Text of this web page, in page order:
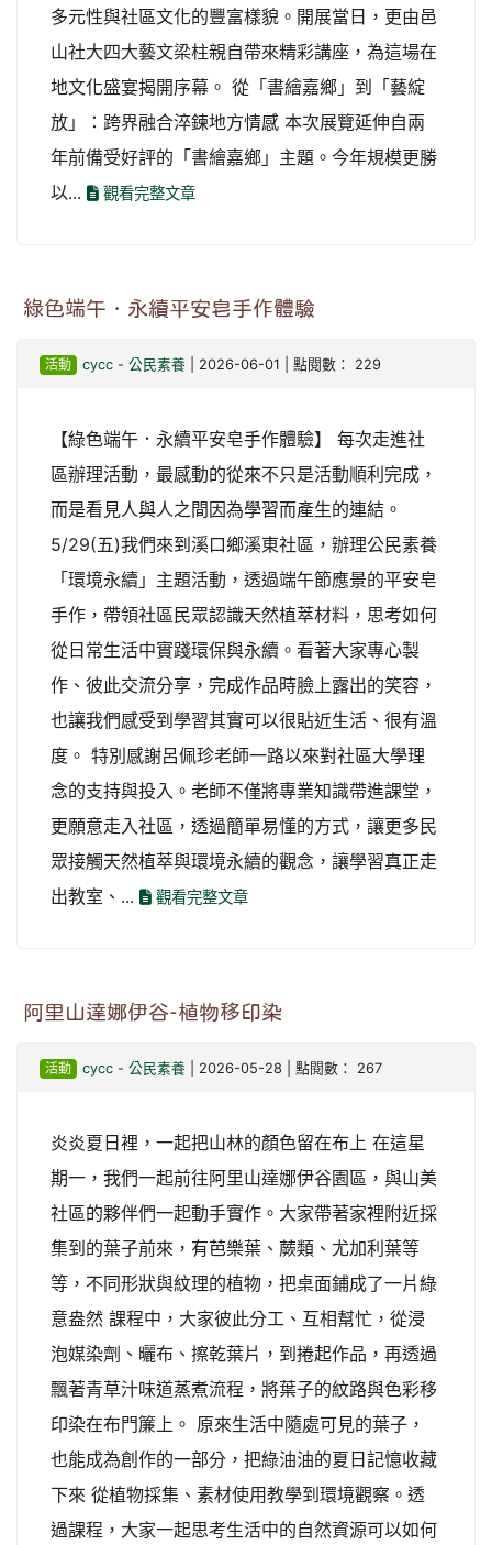
多元性與社區文化的豐富樣貌。開展當日，更由邑
山社大四大藝文梁柱親自帶來精彩講座，為這場在
地文化盛宴揭開序幕。 從「書繪嘉鄉」到「藝綻
放」：跨界融合淬鍊地方情感 本次展覽延伸自兩
年前備受好評的「書繪嘉鄉」主題。今年規模更勝
以...
觀看完整文章
綠色端午．永續平安皂手作體驗
活動 cycc- 公民素養| 2026-06-01 | 點閱數： 229
【綠色端午．永續平安皂手作體驗】 每次走進社
區辦理活動，最感動的從來不只是活動順利完成，
而是看見人與人之間因為學習而產生的連結。
5/29(五)我們來到溪口鄉溪東社區，辦理公民素養
「環境永續」主題活動，透過端午節應景的平安皂
手作，帶領社區民眾認識天然植萃材料，思考如何
從日常生活中實踐環保與永續。看著大家專心製
作、彼此交流分享，完成作品時臉上露出的笑容，
也讓我們感受到學習其實可以很貼近生活、很有溫
度。 特別感謝呂佩珍老師一路以來對社區大學理
念的支持與投入。老師不僅將專業知識帶進課堂，
更願意走入社區，透過簡單易懂的方式，讓更多民
眾接觸天然植萃與環境永續的觀念，讓學習真正走
出教室、...
觀看完整文章
阿里山達娜伊谷-植物移印染
活動 cycc- 公民素養| 2026-05-28 | 點閱數： 267
炎炎夏日裡，一起把山林的顏色留在布上 在這星
期一，我們一起前往阿里山達娜伊谷園區，與山美
社區的夥伴們一起動手實作。大家帶著家裡附近採
集到的葉子前來，有芭樂葉、蕨類、尤加利葉等
等，不同形狀與紋理的植物，把桌面鋪成了一片綠
意盎然 課程中，大家彼此分工、互相幫忙，從浸
泡媒染劑、曬布、擦乾葉片，到捲起作品，再透過
飄著青草汁味道蒸煮流程，將葉子的紋路與色彩移
印染在布門簾上。 原來生活中隨處可見的葉子，
也能成為創作的一部分，把綠油油的夏日記憶收藏
下來 從植物採集、素材使用教學到環境觀察。透
過課程，大家一起思考生活中的自然資源可以如何